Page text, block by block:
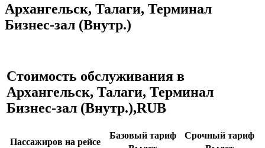
Архангельск, Талаги, Терминал
Бизнес-зал (Внутр.)
Стоимость обслуживания в
Архангельск, Талаги, Терминал
Бизнес-зал (Внутр.),RUB
Пассажиров на рейсе
Базовый тариф
Срочный тариф